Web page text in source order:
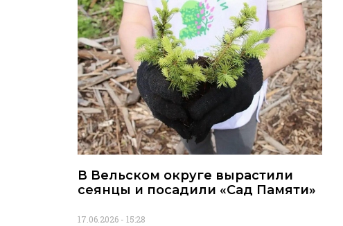
В Вельском округе вырастили
сеянцы и посадили «Сад Памяти»
17.06.2026 15:28